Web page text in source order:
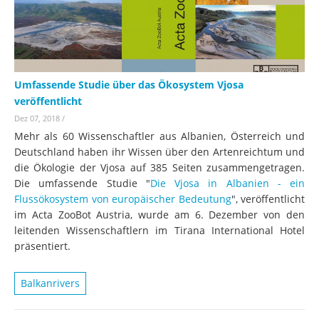
Umfassende Studie über das Ökosystem Vjosa
veröffentlicht
Dez 07, 2018 /
Mehr als 60 Wissenschaftler aus Albanien, Österreich und
Deutschland haben ihr Wissen über den Artenreichtum und
die Ökologie der Vjosa auf 385 Seiten zusammengetragen.
Die umfassende Studie "Die Vjosa in Albanien - ein
Flussökosystem von europäischer Bedeutung", veröffentlicht
im Acta ZooBot Austria, wurde am 6. Dezember von den
leitenden Wissenschaftlern im Tirana International Hotel
präsentiert.
Balkanrivers